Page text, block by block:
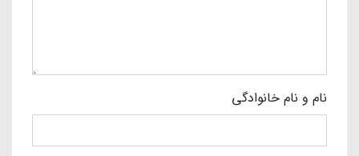
نام و نام خانوادگی